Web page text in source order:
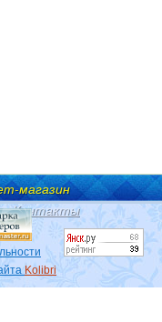
магазин
Контакты
Kolibri